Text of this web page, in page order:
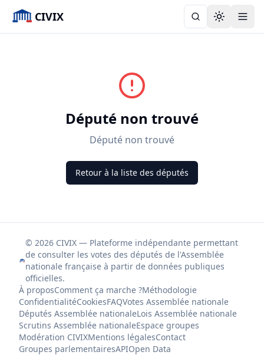
CIVIX Toggle
Député non trouvé
Député non trouvé
Retour à la liste des députés
© 2026 CIVIX — Plateforme indépendante permettant
de consulter les votes des députés de l'Assemblée
nationale française à partir de données publiques
officielles.
À proposComment ça marche ?Méthodologie
ConfidentialitéCookiesFAQVotes Assemblée nationale
Députés Assemblée nationaleLois Assemblée nationale
Scrutins Assemblée nationaleEspace groupes
Modération CIVIXMentions légalesContact
Groupes parlementairesAPIOpen Data